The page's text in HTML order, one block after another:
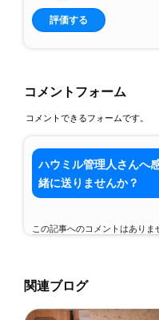
評価する
コメントフォーム
コメントできるフォームです。
ハウミル管理人さんへ
緒に送りませんか？
この記事へのコメントはありま
関連ブログ